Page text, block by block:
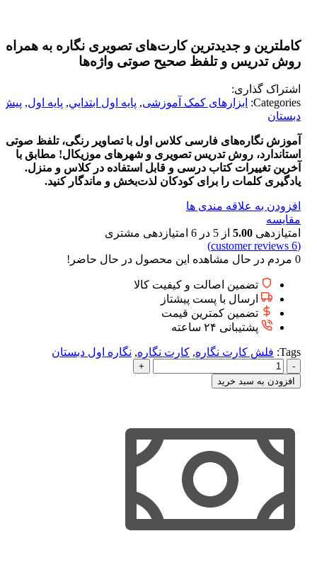
کاملترین و جدیدترین کارت‌های تصویری نگاره به همراه
روش تدریس و تلفظ صحیح صوتی واژه‌ها
اشتراک گذاری:
Categories:
ابزارهای کمک آموزشی, پايه اول ابتدايي, پایه اول, پیش
دبستان
آموزش نگاره‌های فارسی کلاس اول با تصاویر رنگی، تلفظ صوتی
استاندارد، روش تدریس تصویری و شهرهای موزیکال! مطابق با
آخرین تغییرات کتاب درسی و قابل استفاده در کلاس و منزل.
یادگیری کلمات را برای کودکان لذت‌بخش و ماندگار کنید.
افزودن به علاقه مندی ها
مقایسه
امتیازدهی 5.00 از 5 در 6 امتیازدهی مشتری
(
6
0 مردم در حال مشاهده این محصول در حال حاضر!
تضمین اصالت و کیفیت کالا
ارسال با پست پیشتاز
تضمین کمترین قیمت
پشتیبانی ۲۴ ساعته
Tags: فلش کارت نگاره, کارت نگاره, نگاره اول دبستان
کاملترین
و
جدیدترین
نگاره
به
همراه
تلفظ
افزودن به سبد خرید